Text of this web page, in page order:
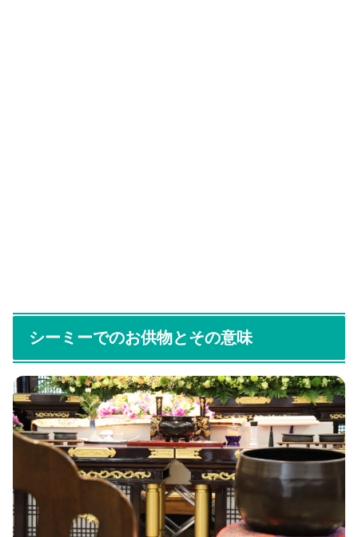
シーミーでのお供物とその意味